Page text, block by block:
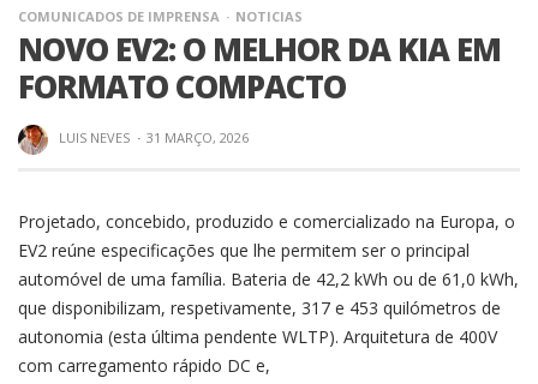
COMUNICADOS DE IMPRENSA NOTICIAS
NOVO EV2: O MELHOR DA KIA EM
FORMATO COMPACTO
LUIS NEVES · 31 MARÇO, 2026
Projetado, concebido, produzido e comercializado na Europa, o
EV2 reúne especificações que lhe permitem ser o principal
automóvel de uma família. Bateria de 42,2 kWh ou de 61,0 kWh,
que disponibilizam, respetivamente, 317 e 453 quilómetros de
autonomia (esta última pendente WLTP). Arquitetura de 400V
com carregamento rápido DC e,